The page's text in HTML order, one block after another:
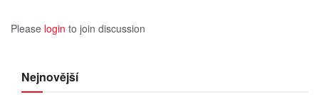
Please login to join discussion
Nejnovější